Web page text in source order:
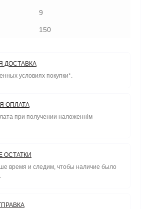
9
150
ДОСТАВКА
условиях покупки*.
ОПЛАТА
при получении наложеннім
ОСТАТКИ
время и следим, чтобы наличие было